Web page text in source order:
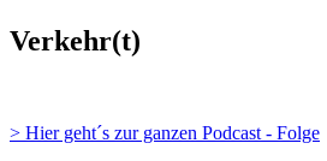
Verkehr(t)
> Hier geht´s zur ganzen Podcast - Folge